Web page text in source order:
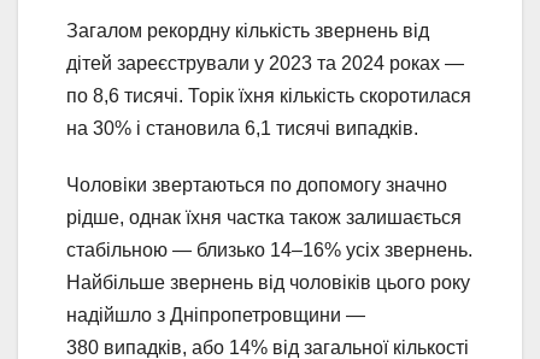
Загалом рекордну кількість звернень від
дітей зареєстрували у 2023 та 2024 роках —
по 8,6 тисячі. Торік їхня кількість скоротилася
на 30% і становила 6,1 тисячі випадків.
Чоловіки звертаються по допомогу значно
рідше, однак їхня частка також залишається
стабільною — близько 14–16% усіх звернень.
Найбільше звернень від чоловіків цього року
надійшло з Дніпропетровщини —
380 випадків, або 14% від загальної кількості